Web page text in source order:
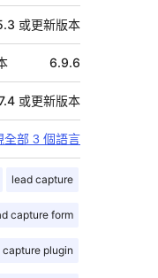
或更新版本
6.9.6
或更新版本
全部 3 個語言
lead capture
capture form
capture plugin